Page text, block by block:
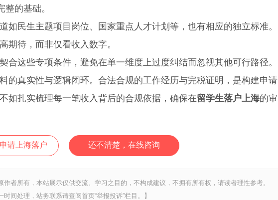
的基础。
民生主题项目岗位、国家重点人才计划等，也有相应的独立标准。
期待，而非仅看收入数字。
这些专项条件，避免在单一维度上过度纠结而忽视其他可行路径。
真实性与逻辑闭环。合法合规的工作经历与完税证明，是构建申请
如扎实梳理每一笔收入背后的合规依据，确保在留学生落户上海的审
请上海落户 还不清楚，在线咨询
作者所有，本站展示仅供交流、学习之目的，不构成建议，不拥有所有权，请读者理性参考。
间处理，站务联系请查阅首页“举报投诉”栏目。】